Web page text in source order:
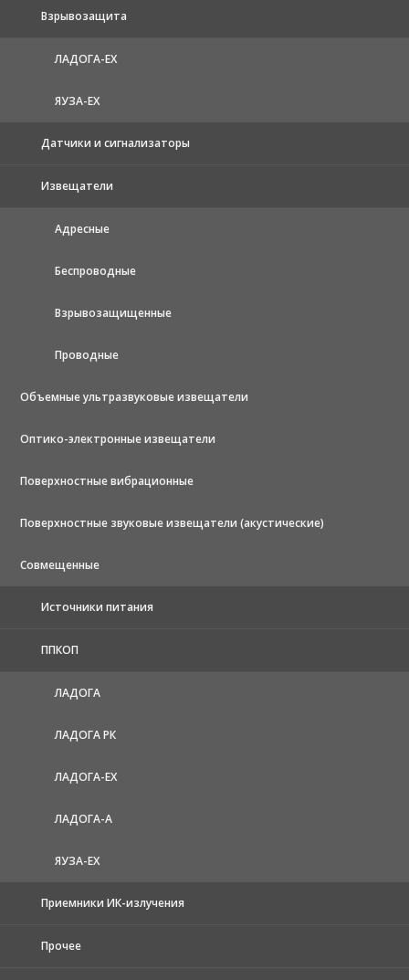
Взрывозащита
ЛАДОГА-EX
ЯУЗА-ЕХ
Датчики и сигнализаторы
Извещатели
Адресные
Беспроводные
Взрывозащищенные
Проводные
Объемные ультразвуковые извещатели
Оптико-электронные извещатели
Поверхностные вибрационные
Поверхностные звуковые извещатели (акустические)
Совмещенные
Источники питания
ППКОП
ЛАДОГА
ЛАДОГА РК
ЛАДОГА-EX
ЛАДОГА-А
ЯУЗА-ЕХ
Приемники ИК-излучения
Прочее